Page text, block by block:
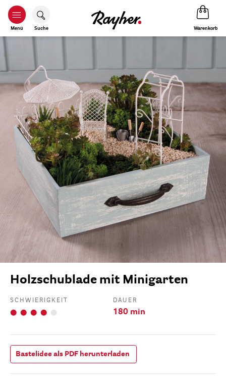
Menü Suche Warenkorb
Holzschublade mit Minigarten
SCHWIERIGKEIT DAUER
180 min
Bastelidee als PDF herunterladen